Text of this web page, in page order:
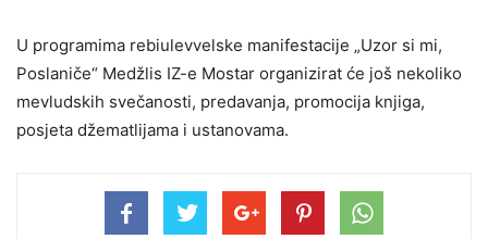
U programima rebiulevvelske manifestacije „Uzor si mi,
Poslaniče“ Medžlis IZ-e Mostar organizirat će još nekoliko
mevludskih svečanosti, predavanja, promocija knjiga,
posjeta džematlijama i ustanovama.